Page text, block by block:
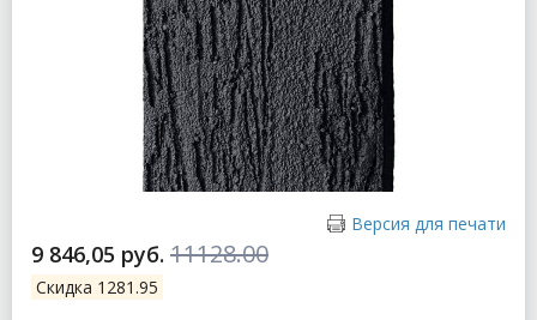
Версия для печати
9 846,05 руб. 11128.00
Скидка 1281.95